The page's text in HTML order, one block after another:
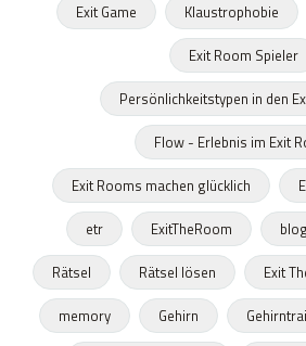
Exit Game
Klaustrophobie
Exit Room Spieler
Persönlichkeitstypen in den
Flow - Erlebnis im Exit
Exit Rooms machen glücklich
etr
ExitTheRoom blog
Rätsel
Rätsel lösen Exit
memory
Gehirn